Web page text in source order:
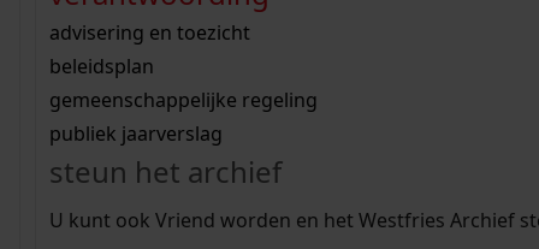
bouwvergunningen
omgevingsvergunningen
vergunningen
beeld en geluid
uitleg nodig?
Wij helpen u op weg met een aantal zoektips.
bekijk alle zoektips
Wij helpen u op weg met een aantal zoektips.
bekijk alle zoektips
bekijk ons geschiedenislokaal
advisering en toezicht
beleidsplan
gemeenschappelijke regeling
publiek jaarverslag
steun het archief
U kunt ook Vriend worden en het Westfries Archief
zoektips
Mijn Studiezaal (inloggen)
uw zoekopdracht te